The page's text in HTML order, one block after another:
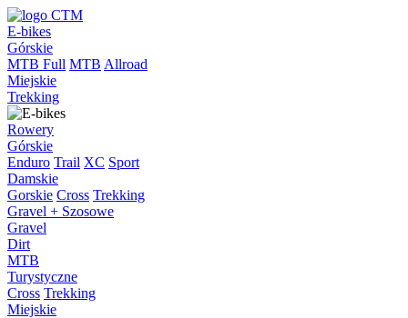
E-bikes
Górskie
MTB Full MTB Allroad
Miejskie
Trekking
Rowery
Górskie
Enduro Trail XC Sport
Damskie
Gorskie Cross Trekking
Gravel + Szosowe
Gravel
Dirt
MTB
Turystyczne
Cross Trekking
Miejskie